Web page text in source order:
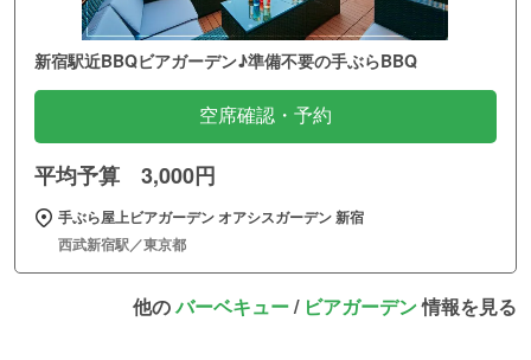
新宿駅近BBQビアガーデン♪準備不要の手ぶらBBQ
空席確認・予約
平均予算 3,000円
手ぶら屋上ビアガーデン オアシスガーデン 新宿
西武新宿駅／東京都
他のバーベキュー/ ビアガーデン情報を見る